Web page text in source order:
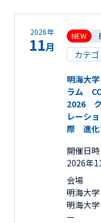
2026年
11月
NEW
カテ
明海大
ラム
2026 ク
レーシ
際 進化
開催日時
2026年
会場
明海大
明海大
ー